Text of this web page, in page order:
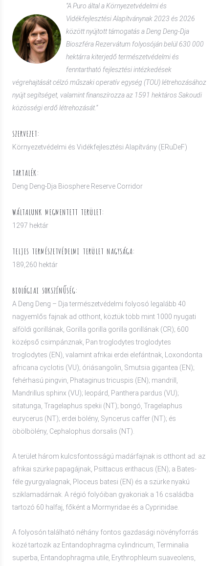
“A Puro által a Környezetvédelmi és
Vidékfejlesztési Alapítványnak 2023 és 2026
között nyújtott támogatás a Deng Deng-Dja
Bioszféra Rezervátum folyosóján belül 630 000
hektárra kiterjedő természetvédelmi és
fenntartható fejlesztési intézkedések
végrehajtását célzó műszaki operatív egység (TOU) létrehozásához
nyújt segítséget, valamint finanszírozza az 1591 hektáros Sakoudi
közösségi erdő létrehozását.”
SZERVEZET:
Környezetvédelmi és Vidékfejlesztési Alapítvány (ERuDeF)
TARTALÉK:
Deng Deng-Dja Biosphere Reserve Corridor
WÁLTALUNK MEGMENTETT TERÜLET:
1297 hektár
TELJES TERMÉSZETVÉDELMI TERÜLET NAGYSÁGA:
189,260 hektár
BIOLÓGIAI SOKSZÍNŰSÉG:
A Deng Deng – Dja természetvédelmi folyosó legalább 40
nagyemlős fajnak ad otthont, köztük több mint 1000 nyugati
alföldi gorillának, Gorilla gorilla gorilla gorillának (CR); 600
középső csimpánznak, Pan troglodytes troglodytes
troglodytes (EN), valamint afrikai erdei elefántnak, Loxondonta
africana cyclotis (VU); óriásangolin, Smutsia gigantea (EN);
fehérhasú pingvin, Phataginus tricuspis (EN); mandrill,
Mandrillus sphinx (VU); leopárd, Panthera pardus (VU);
sitatunga, Tragelaphus spekii (NT); bongó, Tragelaphus
eurycerus (NT); erdei bölény, Syncerus caffer (NT); és
öbölbölény, Cephalophus dorsalis (NT).
A terület három kulcsfontosságú madárfajnak is otthont ad: az
afrikai szürke papagájnak, Psittacus erithacus (EN); a Bates-
féle gyurgyalagnak, Ploceus batesi (EN) és a szürke nyakú
sziklamadárnak. A régió folyóiban gyakoriak a 16 családba
tartozó 60 halfaj, főként a Mormyridae és a Cyprinidae.
A folyosón található néhány fontos gazdasági növényforrás
közé tartozik az Entandophragma cylindricum, Terminalia
superba, Entandophragma utile, Erythrophleum suaveolens,